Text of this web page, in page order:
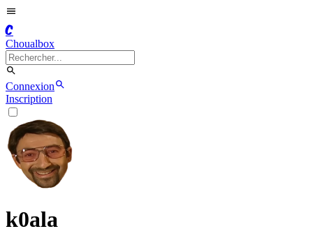
C
Choualbox
Connexion
Inscription
k0ala